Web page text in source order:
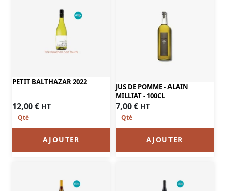
PETIT BALTHAZAR 2022
12,00€ HT
AJOUTER
JUS DE POMME - ALAIN
MILLIAT - 100CL
7,00€ HT
AJOUTER